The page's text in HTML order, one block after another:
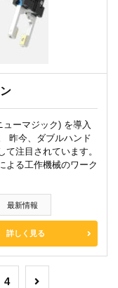
ーマジック) を導入
昨今、ダブルハンド
注目されています。
よる工作機械のワーク
最新情報
詳しく見る
4